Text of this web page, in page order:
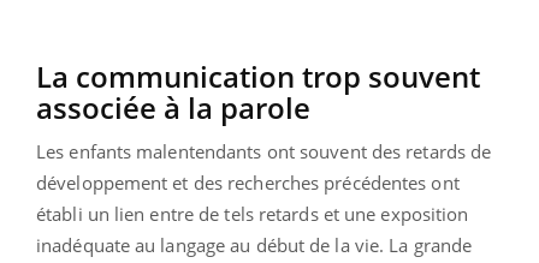
La communication trop souvent
associée à la parole
Les enfants malentendants ont souvent des retards de
développement et des recherches précédentes ont
établi un lien entre de tels retards et une exposition
inadéquate au langage au début de la vie. La grande